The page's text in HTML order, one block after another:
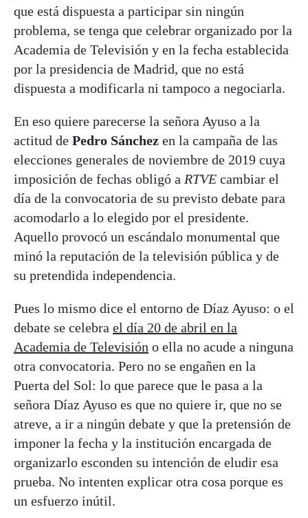
que está dispuesta a participar sin ningún
problema, se tenga que celebrar organizado por la
Academia de Televisión y en la fecha establecida
por la presidencia de Madrid, que no está
dispuesta a modificarla ni tampoco a negociarla.
En eso quiere parecerse la señora Ayuso a la
actitud de Pedro Sánchez en la campaña de las
elecciones generales de noviembre de 2019 cuya
imposición de fechas obligó a RTVE cambiar el
día de la convocatoria de su previsto debate para
acomodarlo a lo elegido por el presidente.
Aquello provocó un escándalo monumental que
minó la reputación de la televisión pública y de
su pretendida independencia.
Pues lo mismo dice el entorno de Díaz Ayuso: o el
debate se celebra el día 20 de abril en la
Academia de Televisión o ella no acude a ninguna
otra convocatoria. Pero no se engañen en la
Puerta del Sol: lo que parece que le pasa a la
señora Díaz Ayuso es que no quiere ir, que no se
atreve, a ir a ningún debate y que la pretensión de
imponer la fecha y la institución encargada de
organizarlo esconden su intención de eludir esa
prueba. No intenten explicar otra cosa porque es
un esfuerzo inútil.